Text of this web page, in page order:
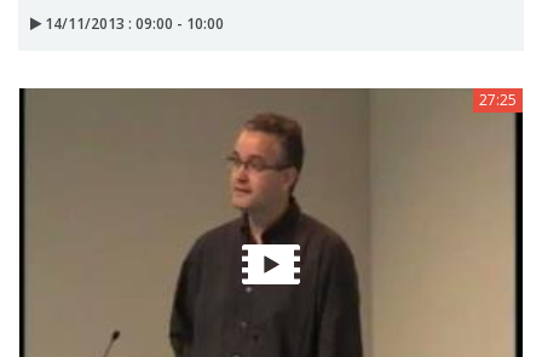
14/11/2013 : 09:00 - 10:00
27:25